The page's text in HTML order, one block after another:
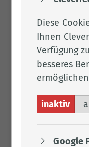
Diese
Ihnen
Verfügung
besseres
inaktiv
Google